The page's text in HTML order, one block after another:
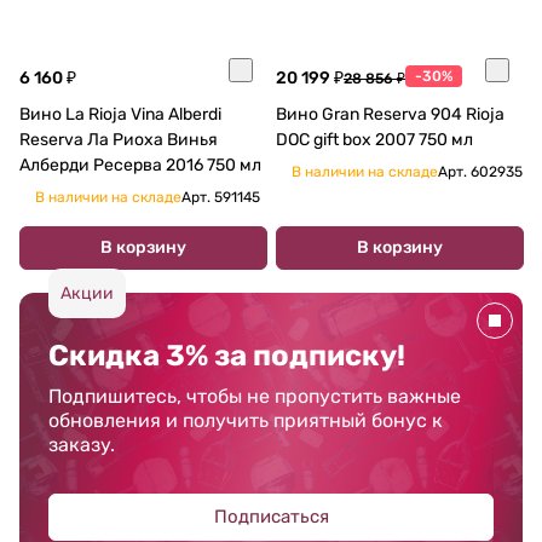
6 160 ₽
Вино La Rioja Vina Alberdi
Reserva Ла Риоха Винья
Алберди Ресерва 2016 750 мл
В наличии на складеАрт. 591145
В корзину
20 199 ₽28 856 ₽ -30%
Вино Gran Reserva 904 Rioja
DOC gift box 2007 750 мл
В наличии на складеАрт. 602935
В корзину
Акции
Скидка 3% за подписку!
Подпишитесь, чтобы не пропустить важные
обновления и получить приятный бонус к
заказу.
Подписаться